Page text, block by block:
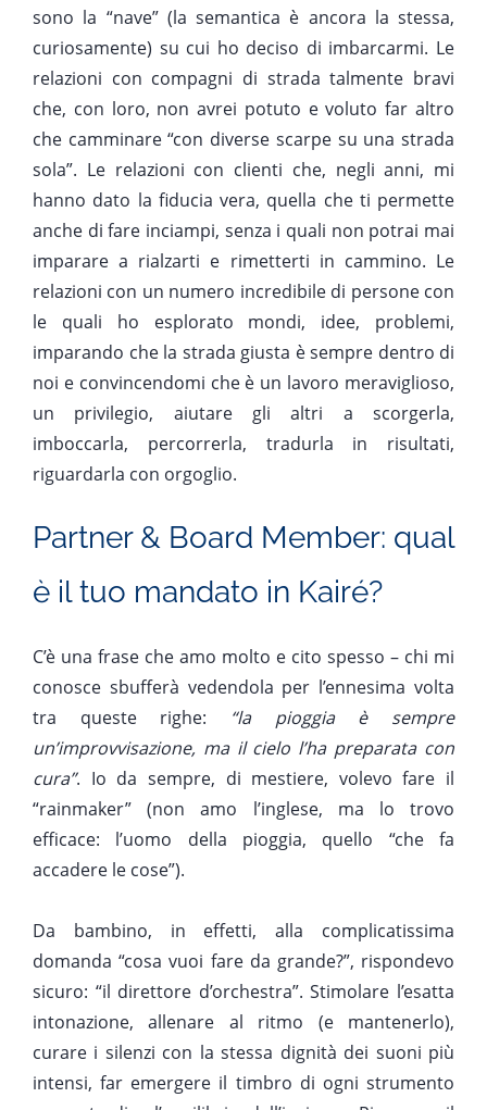
sono la “nave” (la semantica è ancora la stessa,
curiosamente) su cui ho deciso di imbarcarmi. Le
relazioni con compagni di strada talmente bravi
che, con loro, non avrei potuto e voluto far altro
che camminare “con diverse scarpe su una strada
sola”. Le relazioni con clienti che, negli anni, mi
hanno dato la fiducia vera, quella che ti permette
anche di fare inciampi, senza i quali non potrai mai
imparare a rialzarti e rimetterti in cammino. Le
relazioni con un numero incredibile di persone con
le quali ho esplorato mondi, idee, problemi,
imparando che la strada giusta è sempre dentro di
noi e convincendomi che è un lavoro meraviglioso,
un privilegio, aiutare gli altri a scorgerla,
imboccarla, percorrerla, tradurla in risultati,
riguardarla con orgoglio.
Partner & Board Member: qual
è il tuo mandato in Kairé?
C’è una frase che amo molto e cito spesso – chi mi
conosce sbufferà vedendola per l’ennesima volta
tra queste righe: “la pioggia è sempre
un’improvvisazione, ma il cielo l’ha preparata con
cura”. Io da sempre, di mestiere, volevo fare il
“rainmaker” (non amo l’inglese, ma lo trovo
efficace: l’uomo della pioggia, quello “che fa
accadere le cose”).
Da bambino, in effetti, alla complicatissima
domanda “cosa vuoi fare da grande?”, rispondevo
sicuro: “il direttore d’orchestra”. Stimolare l’esatta
intonazione, allenare al ritmo (e mantenerlo),
curare i silenzi con la stessa dignità dei suoni più
intensi, far emergere il timbro di ogni strumento